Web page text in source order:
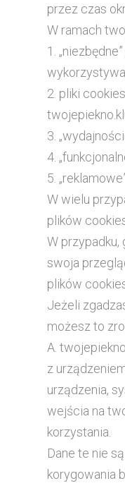
przez czas
W ramach
1.
2. pliki
3.
4.
5.
W wielu
plików
W
swoja
plików
Jeżeli
możesz to
A.
z
urządzenia,
wejścia na
korzystania.
Dane te nie
korygowania